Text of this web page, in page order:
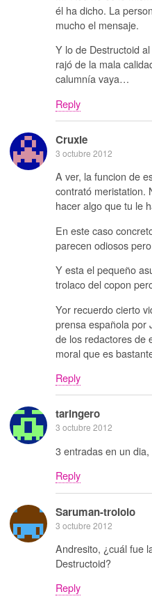
él ha dicho. La
mucho el mensaje.
Y lo de Destructoid
rajó de la mala
calumnía vaya…
Reply
Cruxie
3 octubre 2012
A ver, la funcion de
contrató meristation.
hacer algo que tu le
En este caso
parecen odiosos
Y esta el pequeño
trolaco del copon
Yor recuerdo cierto
prensa española por
de los redactores de
moral que es
Reply
taringero
3 octubre 2012
3 entradas en un
Reply
Saruman-trololo
3 octubre 2012
Andresito, ¿cuál fue
Destructoid?
Reply